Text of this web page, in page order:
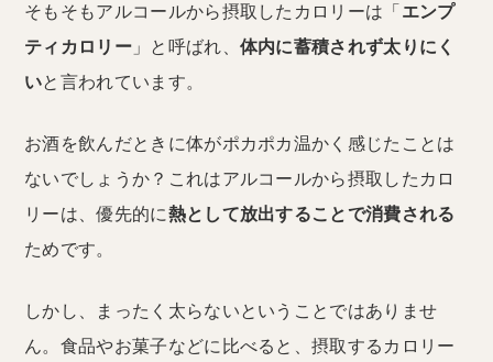
そもそもアルコールから摂取したカロリーは「 エンプ
ティカロリー」と呼ばれ、 体内に蓄積されず太りにく
いと言われています。
お酒を飲んだときに体がポカポカ温かく感じたことは
ないでしょうか？これはアルコールから摂取したカロ
リーは、優先的に熱として放出することで消費される
ためです。
しかし、まったく太らないということではありませ
ん。食品やお菓子などに比べると、摂取するカロリー